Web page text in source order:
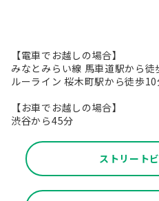
【電車でお越しの場合】
みなとみらい線 馬車道駅から
ルーライン 桜木町駅から徒歩10
【お車でお越しの場合】
渋谷から45分
ストリート